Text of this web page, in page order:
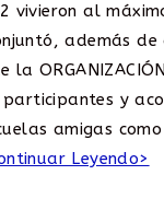
vivieron al
además de
la
participantes y
amigas
Leyendo>